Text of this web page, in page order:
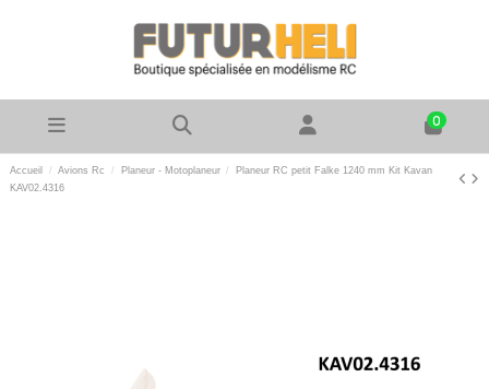
0
Accueil Avions Rc Planeur - Motoplaneur
Planeur RC petit Falke 1240 mm Kit Kavan
KAV02.4316